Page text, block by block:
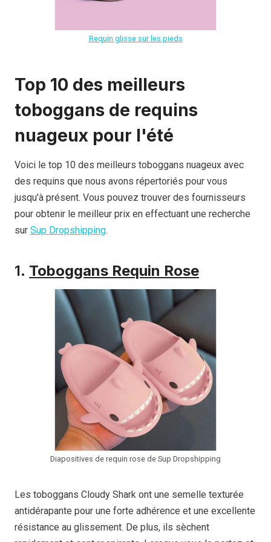
Requin glisse sur les pieds
Top 10 des meilleurs
toboggans de requins
nuageux pour l'été
Voici le top 10 des meilleurs toboggans nuageux avec
des requins que nous avons répertoriés pour vous
jusqu'à présent. Vous pouvez trouver des fournisseurs
pour obtenir le meilleur prix en effectuant une recherche
sur Sup Dropshipping.
1. Toboggans Requin Rose
Diapositives de requin rose de Sup Dropshipping
Les toboggans Cloudy Shark ont une semelle texturée
antidérapante pour une forte adhérence et une excellente
résistance au glissement. De plus, ils sèchent